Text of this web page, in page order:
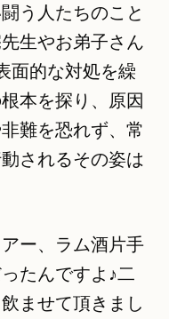
う人たちのこと
生やお弟子さん
面的な対処を繰
本を探り、原因
難を恐れず、常
されるその姿は
ー、ラム酒片手
たんですよ♪二
ませて頂きまし